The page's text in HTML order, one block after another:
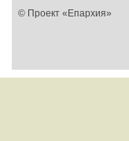
© Проект «Епархия»